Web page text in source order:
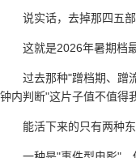
说实话，去掉那四五
这就是2026年暑期档
过去那种"蹭档期、蹭
钟内判断"这片子值不值得
能活下来的只有两种东